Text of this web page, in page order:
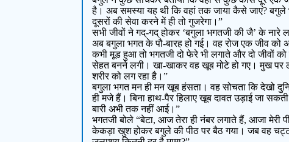
है। अब समस्या यह थी कि वहां तक जाया कैसे जाएं? बगुले
दूसरों की सेवा करने में ही तो गुजरेगा।”
सभी जीवों ने गद्-गद् होकर ‘बगुला भगतजी की जै’ के नारे
अब बगुला भगत के पौ-बारह हो गई। वह रोज एक जीव
कभी मूड हुआ तो भगतजी दो फेरे भी लगाते और दो जीवों
सेहत बनने लगी। खा-खाकर वह खूब मोटे हो गए। मुख
शरीर को लग रहा है।”
बगुला भगत मन ही मन खूब हंसता। वह सोचता कि देखो
ही मजे हैं। बिना हाथ-पैर हिलाए खूब दावत उड़ाई जा
बारी अभी तक नहीं आई।”
भगतजी बोले “बेटा, आज तेरा ही नंबर लगाते हैं, आजा मेरी
केकड़ा खुश होकर बगुले की पीठ पर बैठ गया। जब वह